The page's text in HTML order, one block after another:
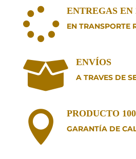
 ENTREGAS EN
EN TRANSPORTE
 ENVÍOS
A TRAVES DE
 PRODUCTO
GARANTÍA DE